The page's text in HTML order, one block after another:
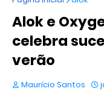
Alok e
celebra
verão
Maurício Santos